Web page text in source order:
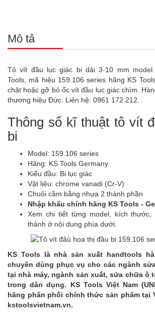
Mô tả
Tô vít đầu lục giác bi dải 3-10 mm model
Tools, mã hiệu 159.106 series hãng KS
chặt hoặc gỡ bỏ ốc vít đầu lục giác chìm.
thương hiệu Đức. Liên hệ: 0961 172 212.
Thông số kĩ thuật tô vít
bi
Model: 159.106 series
Hãng: KS Tools Germany
Kiểu đầu: Bi lục giác
Vật liệu: chrome vanadi (Cr-V)
Chuôi cầm bằng nhựa 2 thành phần
Nhập khẩu chính hãng KS Tools -
Xem chi tiết từng model, kích
thành ở nội dung phía dưới.
KS Tools là nhà sản xuất handtools
chuyên dùng phục vụ cho các ngành
tại nhà máy, ngành sản xuất, sửa chữa ô
trong dân dụng. KS Tools Việt Nam
hãng phân phối chính thức sản phẩm tại
kstoolsvietnam.vn.